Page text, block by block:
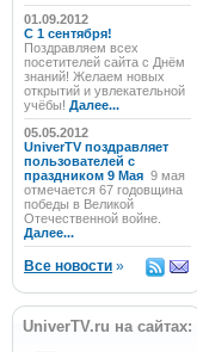
01.09.2012
C 1 сентября!
Поздравляем всех
посетителей сайта с Днём
знаний! Желаем новых
открытий и увлекательной
учёбы! Далее...
05.05.2012
UniverTV поздравляет
пользователей с
праздником 9 Мая 9 мая
отмечается 67 годовщина
победы в Великой
Отечественной войне.
Далее...
Все новости »
UniverTV.ru на сайтах: